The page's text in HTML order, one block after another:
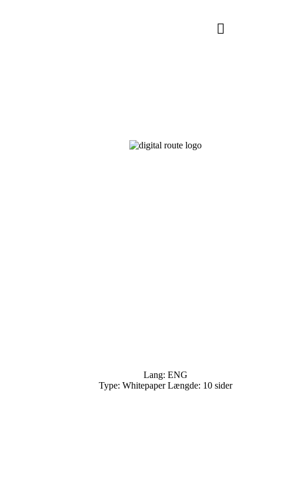
Lang: ENG
Type: Whitepaper Længde: 10 sider